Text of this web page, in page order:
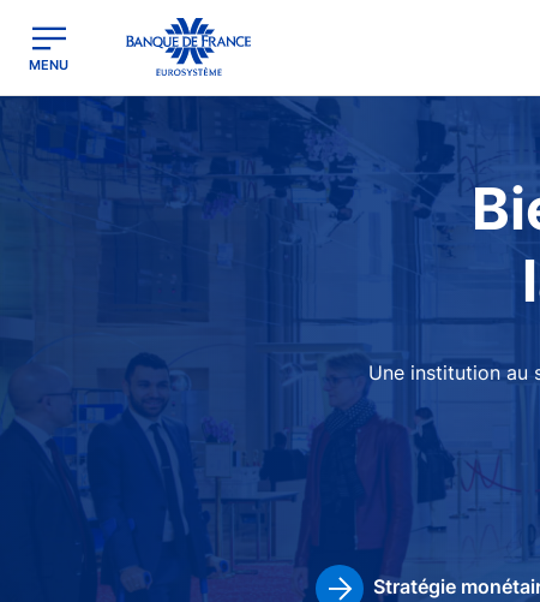
Banque de France - Menu Principal
MENU
Image
Une institution au
Stratégie